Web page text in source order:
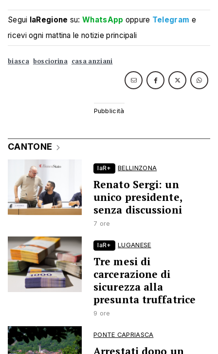
Segui laRegione su:WhatsApp oppure Telegram e
ricevi ogni mattina le notizie principali
biasca bosciorina casa anziani
CANTONE
laR+ BELLINZONA
Renato Sergi: un
unico presidente,
senza discussioni
7 ore
laR+ LUGANESE
Tre mesi di
carcerazione di
sicurezza alla
presunta truffatrice
9 ore
PONTE CAPRIASCA
Arrestati dopo un